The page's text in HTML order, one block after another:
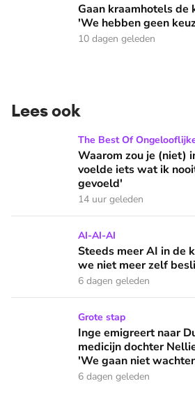
Gaan kraamhotels de
'We hebben geen
10 dagen geleden
Lees ook
Waarom zou je (niet) in God
The Best Of
Waarom zou je (niet)
voelde iets wat ik
gevoeld'
14 uur geleden
Steeds meer AI in de klas: 'Straks
AI-AI-AI
Steeds meer AI in de
we niet meer zelf
6 dagen geleden
Inge emigreert naar Duitsland
Grote stap
Inge emigreert naar
medicijn dochter
'We gaan niet
6 dagen geleden